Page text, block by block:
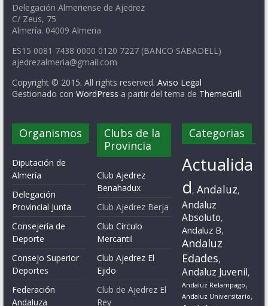
Delegación Almeriense de Ajedrez
C/ Zeus, 75
Almería. 04009 Almeria
ES15 0081 7438 0000 0120 7227 (BANCO SABADELL)
ajedrezalmeria@gmail.com
Copyright © 2015. All rights reserved. Aviso Legal
Gestionado con WordPress a partir del tema de ThemeGrill.
Organismos
Diputación de
Almería
Delegación
Provincial Junta
Consejería de
Deporte
Consejo Superior
Deportes
Federación
Andaluza
Clubs de la
Provincia
Club Ajedrez
Benahadux
Club Ajedrez Berja
Club Circulo
Mercantil
Club Ajedrez El
Ejido
Club de Ajedrez El
Rey
Categorias
Actualida
d,Andaluz,
Andaluz
Absoluto,
Andaluz B,
Andaluz
Edades,
Andaluz Juvenil,
Andaluz Relampago,
Andaluz Universitario,